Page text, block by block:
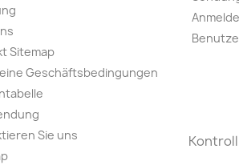
Sitemap
Geschäftsbedingungen
Sie uns